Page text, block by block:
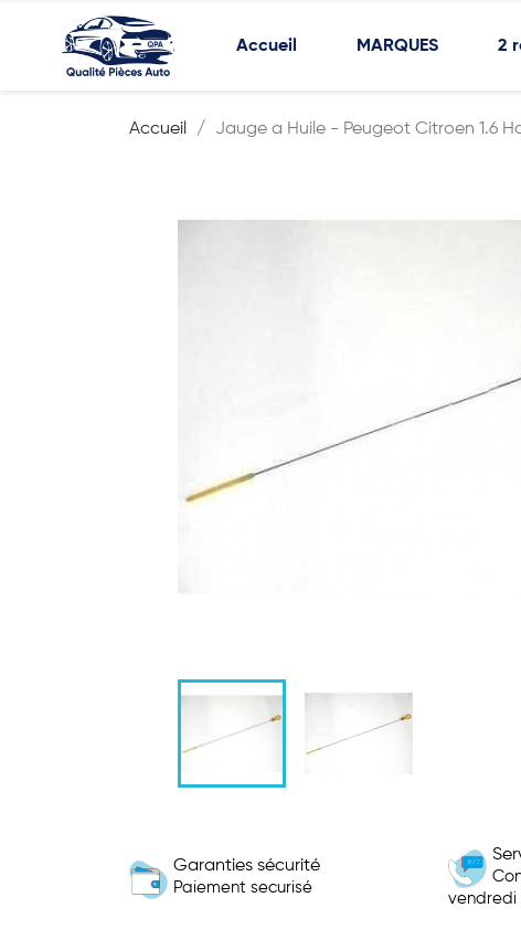
Accueil MARQUES 2
Accueil Jauge a Huile - Peugeot Citroen 1.6
Garanties sécurité
Paiement securisé
vendredi